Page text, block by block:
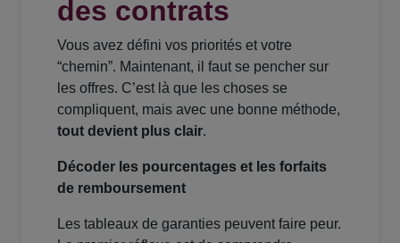
des contrats
Vous avez défini vos priorités et votre
“chemin”. Maintenant, il faut se pencher sur
les offres. C’est là que les choses se
compliquent, mais avec une bonne méthode,
tout devient plus clair.
Décoder les pourcentages et les forfaits
de remboursement
Les tableaux de garanties peuvent faire peur.